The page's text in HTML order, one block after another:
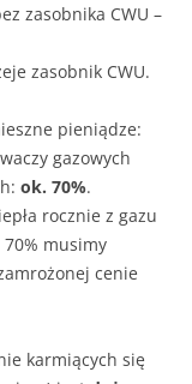
zasobnika CWU –
zasobnik CWU.
pieniądze:
gazowych
ok. 70%.
rocznie z gazu
musimy
cenie
karmiących się